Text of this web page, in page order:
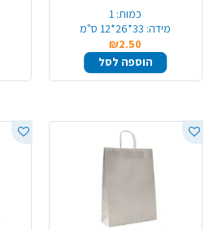
כמות: 1
מידה: 33*26*12 ס"מ
₪2.50
הוספה לסל